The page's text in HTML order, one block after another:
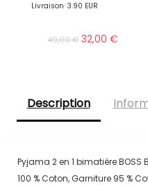
Livraison 3.90 EUR
49,00€ 32,00€
Description
Pyjama 2 en 1 bimatière BOSS
100 % Coton, Garniture 95 %